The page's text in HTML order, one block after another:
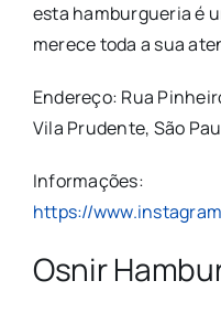
esta hamburgueria é
merece toda a sua
Endereço: Rua
Vila Prudente, São
Informações:
https://
Osnir